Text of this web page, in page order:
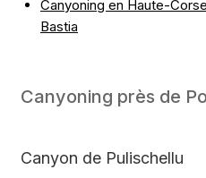
Canyoning en Haute-
Bastia
Canyoning près de
Canyon de Pulischellu